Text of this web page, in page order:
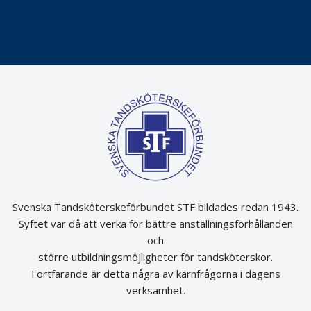
Svenska Tandsköterskeförbundet STF bildades redan 1943.
Syftet var då att verka för bättre anställningsförhållanden
och
större utbildningsmöjligheter för tandsköterskor.
Fortfarande är detta några av kärnfrågorna i dagens
verksamhet.